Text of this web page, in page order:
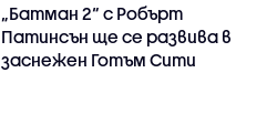
„Батман 2“ с Робърт
Патинсън ще се развива в
заснежен Готъм Сити